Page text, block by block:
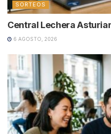
SORTEOS
Central Lechera
6 AGOSTO, 2026